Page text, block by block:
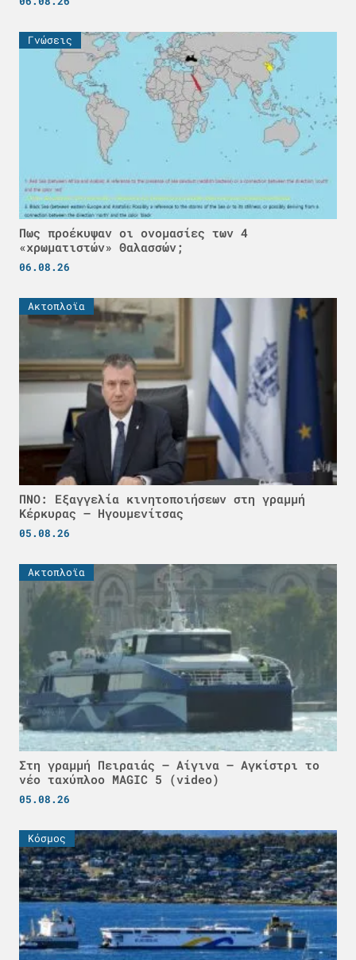
Γνώσεις
Πως προέκυψαν οι ονομασίες των 4
«χρωματιστών» Θαλασσών;
06.08.26
Ακτοπλοϊα
ΠΝΟ: Εξαγγελία κινητοποιήσεων στη γραμμή
Κέρκυρας – Ηγουμενίτσας
05.08.26
Ακτοπλοϊα
Στη γραμμή Πειραιάς – Αίγινα – Αγκίστρι το
νέο ταχύπλοο MAGIC 5 (video)
05.08.26
Κόσμος